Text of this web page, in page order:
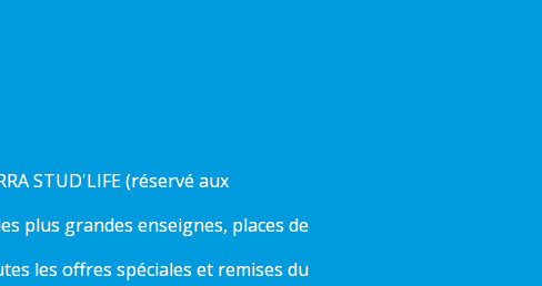
STUD'LIFE (réservé aux
plus grandes enseignes, places de
les offres spéciales et remises du